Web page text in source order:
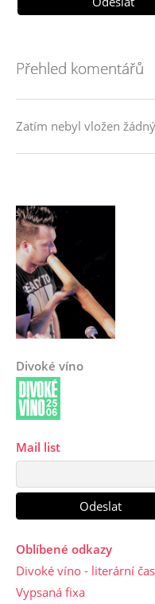
Přehled komentářů
Zatím nebyl vložen
Divoké víno
Mail list
Oblíbené odkazy
Divoké víno - literární
Vypsaná fixa